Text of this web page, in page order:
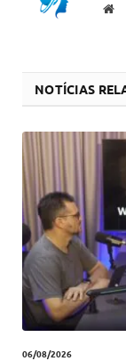
NOTÍCIAS
06/08/2026